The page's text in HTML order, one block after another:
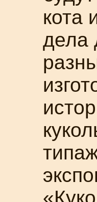
кота
дела